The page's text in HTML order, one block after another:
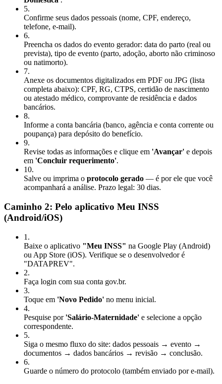
5.
Confirme seus dados pessoais (nome, CPF, endereço,
telefone, e-mail).
6.
Preencha os dados do evento gerador: data do parto (real ou
prevista), tipo de evento (parto, adoção, aborto não criminoso
ou natimorto).
7.
Anexe os documentos digitalizados em PDF ou JPG (lista
completa abaixo): CPF, RG, CTPS, certidão de nascimento
ou atestado médico, comprovante de residência e dados
bancários.
8.
Informe a conta bancária (banco, agência e conta corrente ou
poupança) para depósito do benefício.
9.
Revise todas as informações e clique em 'Avançar' e depois
em 'Concluir requerimento'.
10.
Salve ou imprima o protocolo gerado — é por ele que você
acompanhará a análise. Prazo legal: 30 dias.
Caminho 2: Pelo aplicativo Meu INSS
(Android/iOS)
1 .
Baixe o aplicativo "Meu INSS" na Google Play (Android)
ou App Store (iOS). Verifique se o desenvolvedor é
"DATAPREV".
2.
Faça login com sua conta gov.br.
3.
Toque em 'Novo Pedido' no menu inicial.
4.
Pesquise por 'Salário-Maternidade' e selecione a opção
correspondente.
5.
Siga o mesmo fluxo do site: dados pessoais → evento →
documentos → dados bancários → revisão → conclusão.
6.
Guarde o número do protocolo (também enviado por e-mail).